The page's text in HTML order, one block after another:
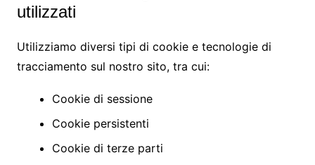
utilizzati
Utilizziamo diversi tipi di cookie e tecnologie di
tracciamento sul nostro sito, tra cui:
Cookie di sessione
Cookie persistenti
Cookie di terze parti